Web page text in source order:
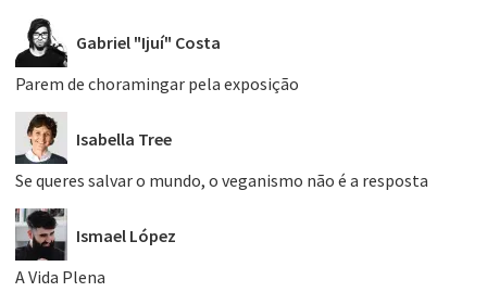
Gabriel "Ijuí" Costa
Parem de choramingar pela exposição
Isabella Tree
Se queres salvar o mundo, o veganismo não é a resposta
Ismael López
A Vida Plena